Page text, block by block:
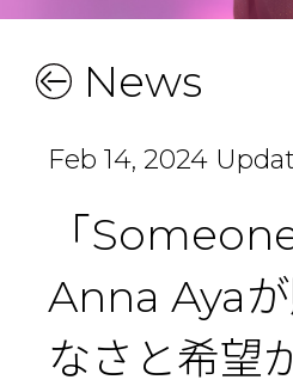
News
Feb 14, 2024
「
Anna Aya
なさと希望